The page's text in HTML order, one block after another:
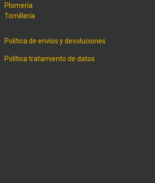
Plomería
Tornillería
Política de envíos y devoluciones
Política tratamiento de datos